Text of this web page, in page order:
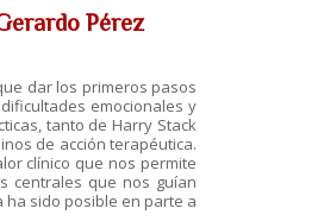
Pérez
dar los primeros pasos
emocionales y
tanto de Harry Stack
de acción terapéutica.
clínico que nos permite
centrales que nos guían
sido posible en parte a